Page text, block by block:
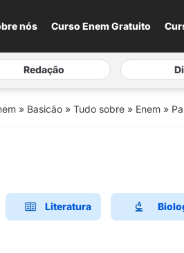
nós Curso Enem Gratuito
Redação
» Basicão » Tudo sobre » Enem »
Literatura